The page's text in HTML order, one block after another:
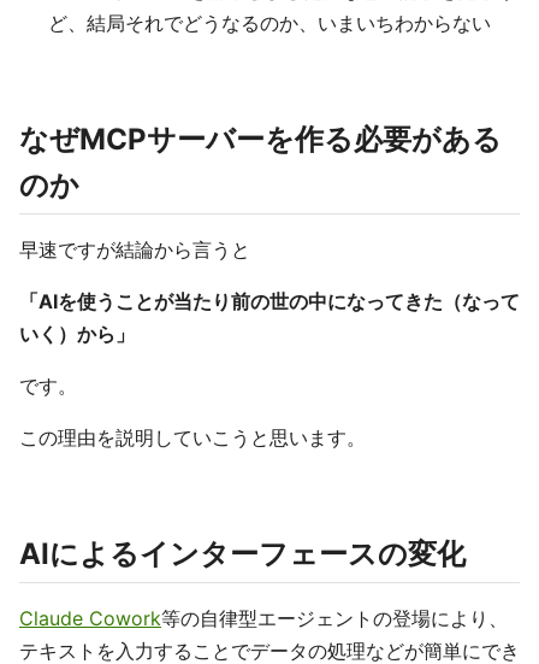
ど、結局それでどうなるのか、いまいちわからない
なぜMCPサーバーを作る必要がある
のか
早速ですが結論から言うと
「AIを使うことが当たり前の世の中になってきた（なって
いく）から」
です。
この理由を説明していこうと思います。
AIによるインターフェースの変化
Claude Cowork等の自律型エージェントの登場により、
テキストを入力することでデータの処理などが簡単にでき